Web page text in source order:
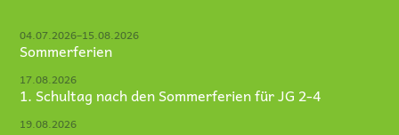
04.07.2026–15.08.2026
Sommerferien
17.08.2026
1. Schultag nach den Sommerferien für JG 2-4
19.08.2026